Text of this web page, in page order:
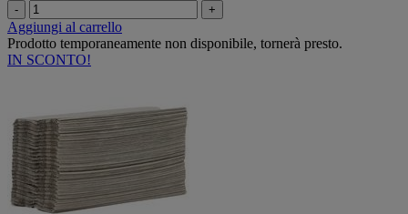
- +
Aggiungi al carrello
Prodotto temporaneamente non disponibile, tornerà presto.
IN SCONTO!